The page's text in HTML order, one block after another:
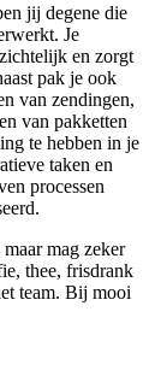
jij degene die
Je
en zorgt
pak je ook
van zendingen,
van pakketten
te hebben in je
taken en
processen
mag zeker
thee, frisdrank
team. Bij mooi